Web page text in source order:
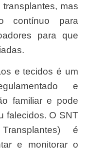
mas
contínuo para
para que
e
familiar e pode
falecidos. O SNT
é
e monitorar o